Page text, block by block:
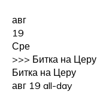
авг
19
Сре
>>> Битка на Церу
Битка на Церу
авг 19 all-day